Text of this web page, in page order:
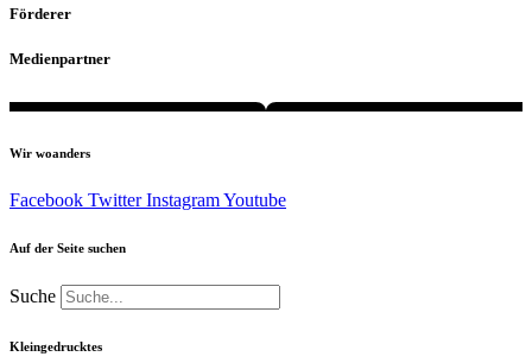
Förderer
Medienpartner
Wir woanders
Facebook Twitter InstagramYoutube
Auf der Seite suchen
Suche
Kleingedrucktes